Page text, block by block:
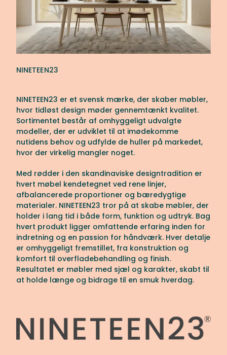
NINETEEN23
NINETEEN23 er et svensk mærke, der skaber møbler,
hvor tidløst design møder gennemtænkt kvalitet.
Sortimentet består af omhyggeligt udvalgte
modeller, der er udviklet til at imødekomme
nutidens behov og udfylde de huller på markedet,
hvor der virkelig mangler noget.
Med rødder i den skandinaviske designtradition er
hvert møbel kendetegnet ved rene linjer,
afbalancerede proportioner og bæredygtige
materialer. NINETEEN23 tror på at skabe møbler, der
holder i lang tid i både form, funktion og udtryk. Bag
hvert produkt ligger omfattende erfaring inden for
indretning og en passion for håndværk. Hver detalje
er omhyggeligt fremstillet, fra konstruktion og
komfort til overfladebehandling og finish.
Resultatet er møbler med sjæl og karakter, skabt til
at holde længe og bidrage til en smuk hverdag.